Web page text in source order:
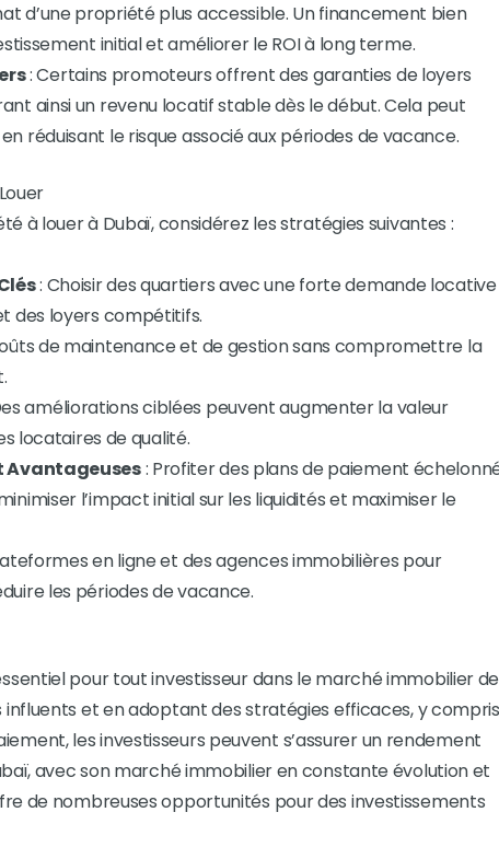
d’une propriété plus accessible. Un financement bien
initial et améliorer le ROI à long terme.
: Certains promoteurs offrent des garanties de loyers
ainsi un revenu locatif stable dès le début. Cela peut
réduisant le risque associé aux périodes de vacance.
à louer à Dubaï, considérez les stratégies suivantes :
: Choisir des quartiers avec une forte demande locative
des loyers compétitifs.
de maintenance et de gestion sans compromettre la
améliorations ciblées peuvent augmenter la valeur
locataires de qualité.
Avantageuses: Profiter des plans de paiement
l’impact initial sur les liquidités et maximiser le
en ligne et des agences immobilières pour
les périodes de vacance.
pour tout investisseur dans le marché immobilier de
et en adoptant des stratégies efficaces, y compris
les investisseurs peuvent s’assurer un rendement
avec son marché immobilier en constante évolution et
de nombreuses opportunités pour des investissements